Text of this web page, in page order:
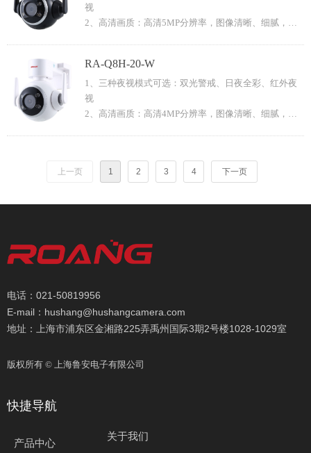
适
APP:CamHipro
6、存储管理：支持本地TF卡存储，最大可以支持
支持人形跟踪
8、个性语音：可自定义录制语音提示，迎宾防盗都合
适
9、整机防水：IP65防护等级，风雨无惧，室内外通
视
2、高清画质：高清5MP分辨率，图像清晰、细腻，标
4、连接方式：支持AP/wifi/有线三种方式连接
5、手机监控：支持手机远程监控(iOS, Android)
APP:CamHipro
6、存储管理：支持本地TF卡存储，最大可以支持
支持人形跟踪
8、个性语音：可自定义录制语音提示，迎宾防盗都合
9、整机防水：IP65防护等级，风雨无惧，室内外通
RA-Q8H-20-W
1、三种夜视模式可选：双光警戒、日夜全彩、红外夜
视
2、高清画质：高清4MP分辨率，图像清晰、细腻，标
4、连接方式：支持AP/wifi/有线三种方式连接
5、手机监控：支持手机远程监控(iOS, Android)
6、存储管理：支持本地TF卡存储，最大可以支持
支持人形跟踪
8、个性语音：可自定义录制语音提示，迎宾防盗都合
9、整机防水：IP65防护等级，风雨无惧，室内外通
用，塑料外壳2寸
上一页 1 2 3 4 下一页
版权所有 © 上海鲁安电子有限公司
电话：021-50819956
E-mail：hushang@hushangcamera.com
地址：上海市浦东区金湘路225弄禹州国际3期2号楼1028-1029室
产品中心
关于我们
快捷导航